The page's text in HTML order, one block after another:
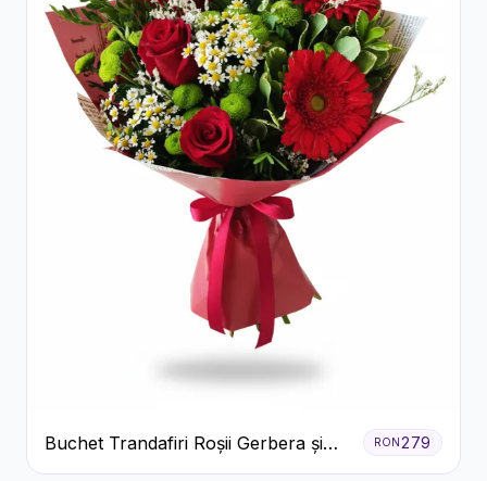
Buchet Trandafiri Roșii Gerbera și
Verdeață
RON279